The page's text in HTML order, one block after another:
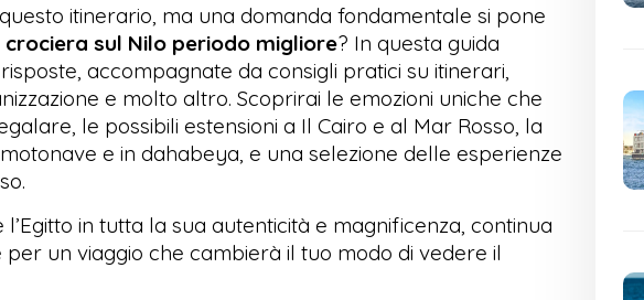
itinerario, ma una domanda fondamentale si pone
crociera sul Nilo periodo migliore? In questa guida
accompagnate da consigli pratici su itinerari,
e molto altro. Scoprirai le emozioni uniche che
le possibili estensioni a Il Cairo e al Mar Rosso, la
e in dahabeya, e una selezione delle esperienze
in tutta la sua autenticità e magnificenza, continua
un viaggio che cambierà il tuo modo di vedere il